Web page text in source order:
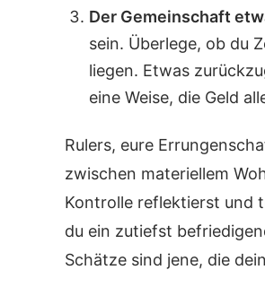
Der Gemeinschaft
sein. Überlege, ob du
liegen. Etwas
eine Weise, die Geld
Rulers, eure
zwischen materiellem
Kontrolle reflektierst und
du ein zutiefst
Schätze sind jene, die